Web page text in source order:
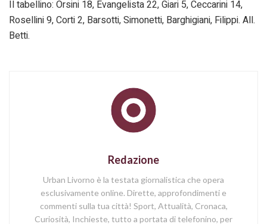
Il tabellino: Orsini 18, Evangelista 22, Giari 5, Ceccarini 14,
Rosellini 9, Corti 2, Barsotti, Simonetti, Barghigiani, Filippi. All.
Betti.
Redazione
Urban Livorno è la testata giornalistica che opera
esclusivamente online. Dirette, approfondimenti e
commenti sulla tua città! Sport, Attualità, Cronaca,
Curiosità, Inchieste, tutto a portata di telefonino, per